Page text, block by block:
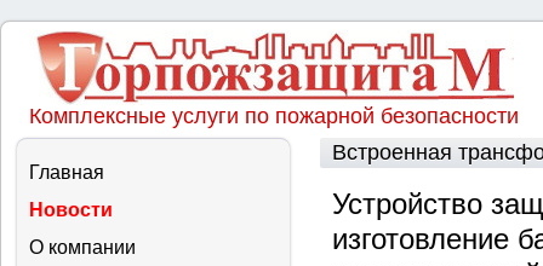
Комплексные услуги по пожарной безопасности
Главная
Новости
О компании
Встроенная
Устройство
изготовление